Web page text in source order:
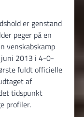
er genstand
peger på en
venskabskamp
juni 2013 i 4-0-
fuldt officielle
af
tidspunkt
profiler.